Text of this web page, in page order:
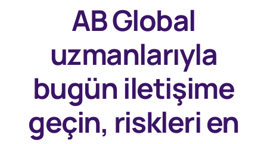
AB Global
uzmanlarıyla
bugüniletişime
geçin, riskleri en